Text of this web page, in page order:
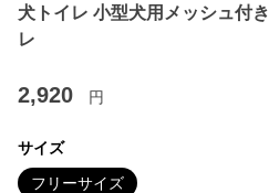
犬トイレ 小型犬用メッシュ付
レ
2,920 円
サイズ
フリーサイズ